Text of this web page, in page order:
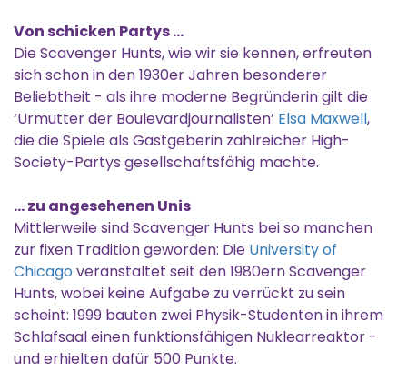
Von schicken Partys …
Die Scavenger Hunts, wie wir sie kennen, erfreuten
sich schon in den 1930er Jahren besonderer
Beliebtheit - als ihre moderne Begründerin gilt die
‘Urmutter der Boulevardjournalisten’ Elsa Maxwell,
die die Spiele als Gastgeberin zahlreicher High-
Society-Partys gesellschaftsfähig machte.
… zu angesehenen Unis
Mittlerweile sind Scavenger Hunts bei so manchen
zur fixen Tradition geworden: Die University of
Chicago veranstaltet seit den 1980ern Scavenger
Hunts, wobei keine Aufgabe zu verrückt zu sein
scheint: 1999 bauten zwei Physik-Studenten in ihrem
Schlafsaal einen funktionsfähigen Nuklearreaktor -
und erhielten dafür 500 Punkte.